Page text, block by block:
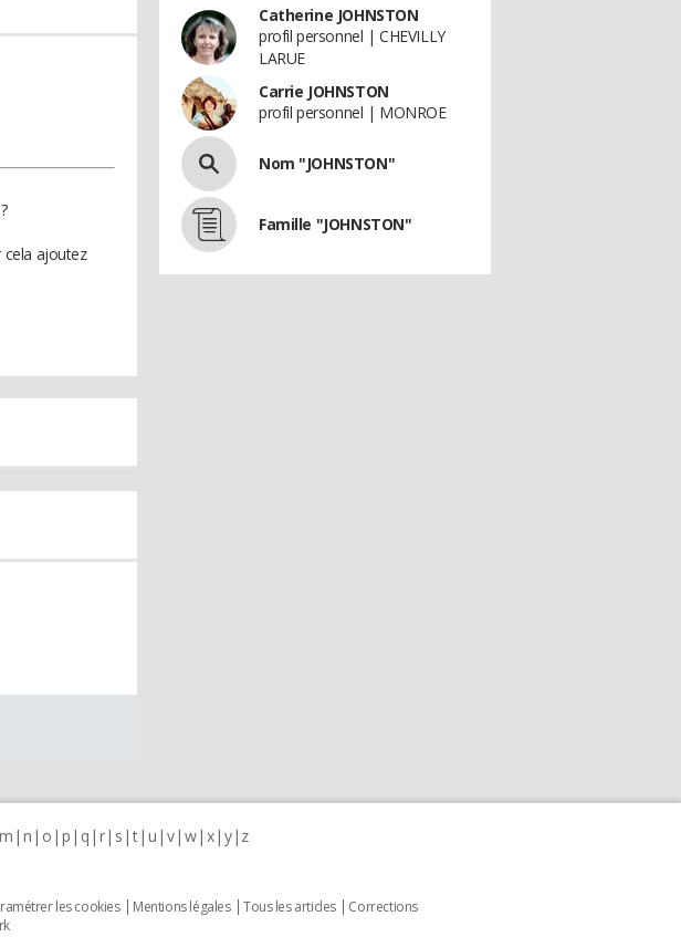
cela ajoutez
Catherine JOHNSTON
profil personnel | CHEVILLY
LARUE
Carrie JOHNSTON
profil personnel | MONROE
Nom "JOHNSTON"
Famille "JOHNSTON"
m n o p q r s t u v w x y z
les cookies Mentions légales Tous les articles
Corrections